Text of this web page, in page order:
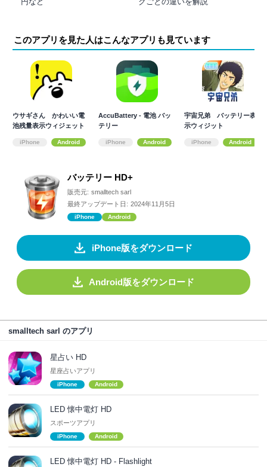
このアプリを見た人はこんなアプリも見ています
ウサギさん かわいい電
池残量表示ウィジェット
iPhone Android
Accu​Battery - 電池 バッ
テリー
iPhone Android
宇宙兄弟 バッテリー表
示ウィジット
iPhone Android
バッテリー HD+
販売元: smalltech sarl
最終アップデート日: 2024年11月5日
iPhone Android
iPhone版をダウンロード
Android版をダウンロード
smalltech sarl のアプリ
星占い HD
星座占いアプリ
iPhone Android
LED 懐中電灯 HD
スポーツアプリ
iPhone Android
LED 懐中電灯 HD - Flashlight